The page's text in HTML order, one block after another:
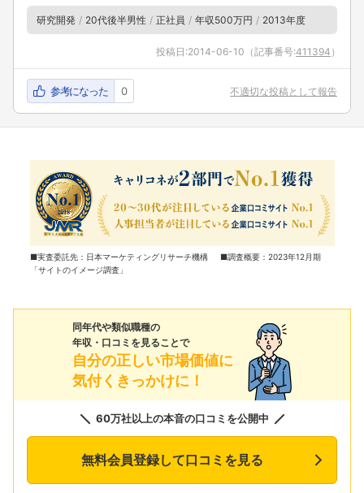
研究開発 20代後半男性 正社員 年収500万円 2013年度
投稿日:2014-06-10 （記事番号:411394 ）
参考になった 0 不適切な投稿として報告
■実査委託先：日本マーケティングリサーチ機構 ■調査概要：2023年12月期
「サイトのイメージ調査」
同年代や類似職種の
年収・口コミを見ることで
自分の正しい市場価値に
気付くきっかけに！
60万社以上の本音の口コミを公開中
無料会員登録して口コミを見る